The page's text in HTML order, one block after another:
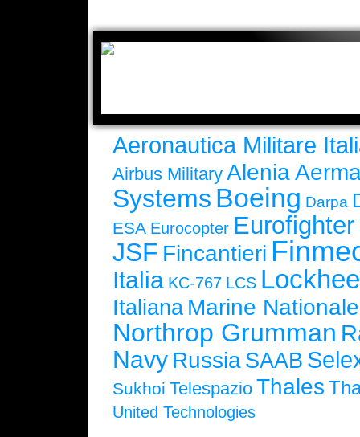
Aeronautica Militare
Airbus Military Alenia
Systems Boeing Darpa
ESA Eurocopter
JSF Fincantieri
Italia KC-767 LCS
Italiana Marine Nationale
Northrop Grumman
Navy Russia SAAB
Sukhoi Telespazio Thales
United Technologies